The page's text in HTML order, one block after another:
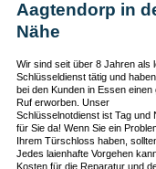
Aagtendorp in
Nähe
Wir sind seit über 8 Jahren als
Schlüsseldienst tätig und
bei den Kunden in Essen einen
Ruf erworben. Unser
Schlüsselnotdienst ist Tag und
für Sie da! Wenn Sie ein
Ihrem Türschloss haben,
Jedes laienhafte Vorgehen
Kosten für die Reparatur und